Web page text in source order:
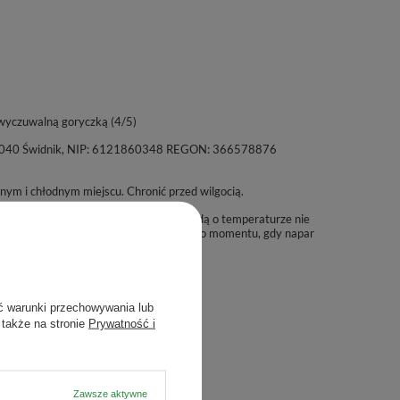
goryczką (4/5)
Świdnik, NIP: 6121860348 REGON: 366578876
i chłodnym miejscu. Chronić przed wilgocią.
umieść w nim bombillę i zalej wodą o temperaturze nie
Susz możesz zalewać kilkukrotnie, do momentu, gdy napar
warunki przechowywania lub
na stronie Prywatność i
Zawsze aktywne